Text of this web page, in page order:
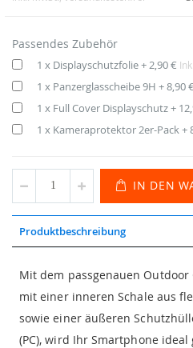
Passendes Zubehör
1 x Displayschutzfolie+ 2,90 €
1 x Panzerglasscheibe 9H +8,90 €
1 x Full Cover Displayschutz+
1 x Kameraprotektor 2er-Pack +
IN DEN
Produktbeschreibung
Mit dem passgenauen Outdoor
mit einer inneren Schale aus
sowie einer äußeren
(PC), wird Ihr Smartphone ideal